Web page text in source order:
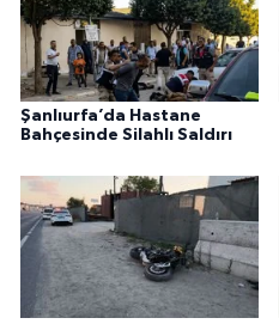
Şanlıurfa’da Hastane
Bahçesinde Silahlı Saldırı